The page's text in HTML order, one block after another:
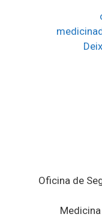
Oficina de